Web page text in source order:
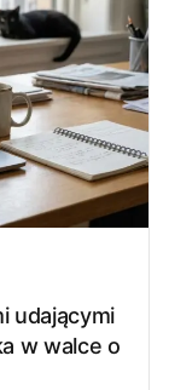
udającymi
w walce o